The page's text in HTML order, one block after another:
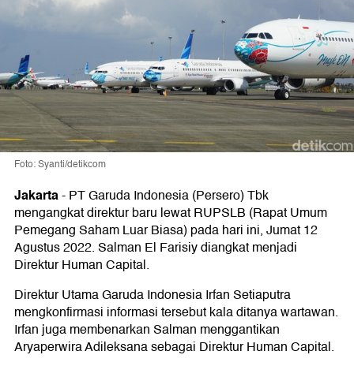
Foto: Syanti/detikcom
Jakarta-PT Garuda Indonesia (Persero) Tbk
mengangkat direktur baru lewat RUPSLB (Rapat Umum
Pemegang Saham Luar Biasa) pada hari ini, Jumat 12
Agustus 2022. Salman El Farisiy diangkat menjadi
Direktur Human Capital.
Direktur Utama Garuda Indonesia Irfan Setiaputra
mengkonfirmasi informasi tersebut kala ditanya wartawan.
Irfan juga membenarkan Salman menggantikan
Aryaperwira Adileksana sebagai Direktur Human Capital.